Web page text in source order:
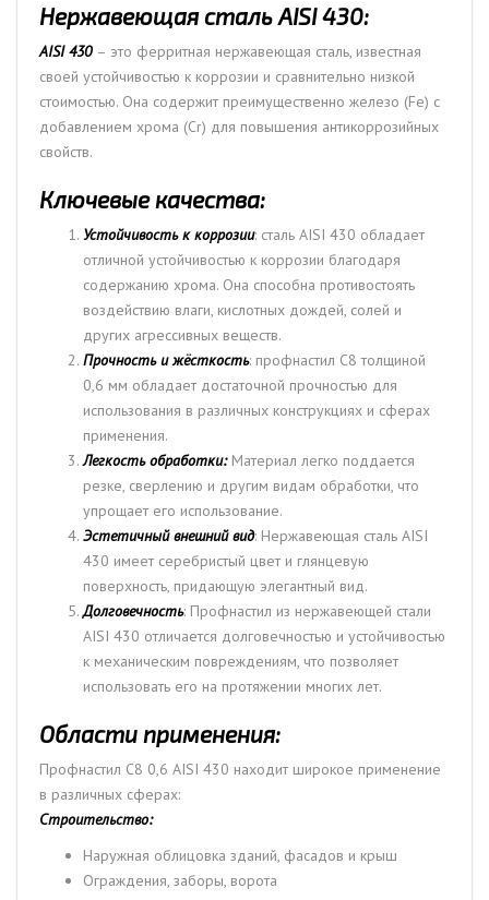
Нержавеющая сталь AISI 430:
AISI 430 – это ферритная нержавеющая сталь, известная
своей устойчивостью к коррозии и сравнительно низкой
стоимостью. Она содержит преимущественно железо (Fe) с
добавлением хрома (Cr) для повышения антикоррозийных
свойств.
Ключевые качества:
Устойчивость к коррозии: сталь AISI 430 обладает
отличной устойчивостью к коррозии благодаря
содержанию хрома. Она способна противостоять
воздействию влаги, кислотных дождей, солей и
других агрессивных веществ.
Прочность и жёсткость: профнастил С8 толщиной
0,6 мм обладает достаточной прочностью для
использования в различных конструкциях и сферах
применения.
Легкость обработки:Материал легко поддается
резке, сверлению и другим видам обработки, что
упрощает его использование.
Эстетичный внешний вид: Нержавеющая сталь AISI
430 имеет серебристый цвет и глянцевую
поверхность, придающую элегантный вид.
Долговечность: Профнастил из нержавеющей стали
AISI 430 отличается долговечностью и устойчивостью
к механическим повреждениям, что позволяет
использовать его на протяжении многих лет.
Области применения:
Профнастил С8 0,6 AISI 430 находит широкое применение
в различных сферах:
Строительство:
Наружная облицовка зданий, фасадов и крыш
Ограждения, заборы, ворота